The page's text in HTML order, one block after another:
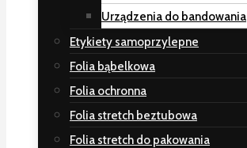
Urządzenia do bandowania
Etykiety samoprzylepne
Folia bąbelkowa
Folia ochronna
Folia stretch beztubowa
Folia stretch do pakowania